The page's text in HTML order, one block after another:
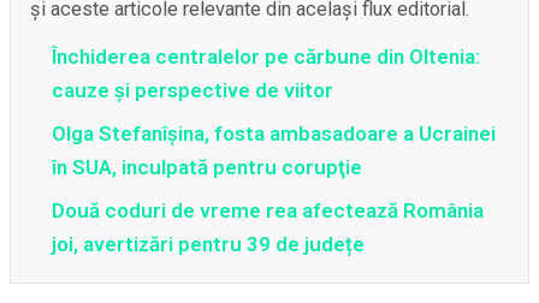
și aceste articole relevante din același flux editorial.
Închiderea centralelor pe cărbune din Oltenia:
cauze și perspective de viitor
Olga Stefanîşina, fosta ambasadoare a Ucrainei
în SUA, inculpată pentru corupţie
Două coduri de vreme rea afectează România
joi, avertizări pentru 39 de județe